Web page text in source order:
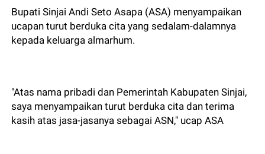
Bupati Sinjai Andi Seto Asapa (ASA) menyampaikan
ucapan turut berduka cita yang sedalam-dalamnya
kepada keluarga almarhum.
"Atas nama pribadi dan Pemerintah Kabupaten Sinjai,
saya menyampaikan turut berduka cita dan terima
kasih atas jasa-jasanya sebagai ASN," ucap ASA